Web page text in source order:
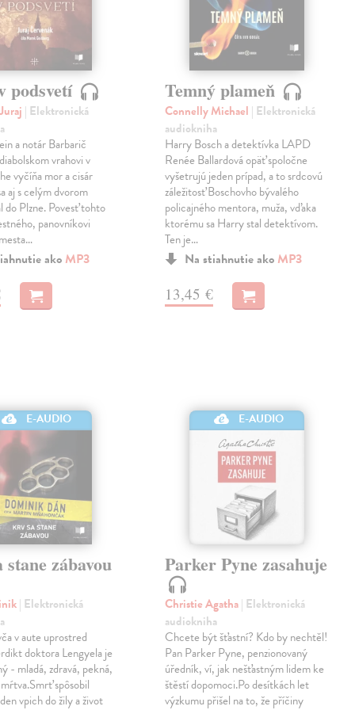
podsvetí
| Elektronická
a notár Barbarič
vrahovi v
vyčíňa mor a cisár
aj s celým dvorom
do Plzne. Povesť tohto
panovníkovi
ako MP3
Temný plameň
Connelly Michael | Elektronická
audiokniha
Harry Bosch a detektívka LAPD
Renée Ballardová opäť spoločne
vyšetrujú jeden prípad, a to srdcovú
záležitosť Boschovho bývalého
policajného mentora, muža, vďaka
ktorému sa Harry stal detektívom.
Ten je…
Na stiahnutie ako MP3
13,45 €
E-AUDIO
zábavou
| Elektronická
v aute uprostred
doktora Lengyela je
- mladá, zdravá, pekná,
spôsobil
vpich do žily a život
E-AUDIO
Parker Pyne zasahuje
Christie Agatha| Elektronická
audiokniha
Chcete být šťastní? Kdo by nechtěl!
Pan Parker Pyne, penzionovaný
úředník, ví, jak nešťastným lidem ke
štěstí dopomoci.Po desítkách let
výzkumu přišel na to, že příčiny